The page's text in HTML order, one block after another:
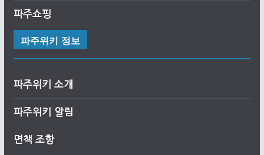
파주쇼핑
파주위키 정보
파주위키 소개
파주위키 알림
면책 조항